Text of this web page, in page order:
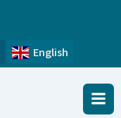
English